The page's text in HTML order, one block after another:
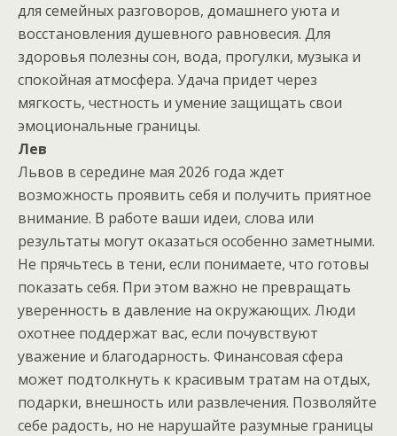
для семейных разговоров, домашнего уюта и
восстановления душевного равновесия. Для
здоровья полезны сон, вода, прогулки, музыка и
спокойная атмосфера. Удача придет через
мягкость, честность и умение защищать свои
эмоциональные границы.
Лев
Львов в середине мая 2026 года ждет
возможность проявить себя и получить приятное
внимание. В работе ваши идеи, слова или
результаты могут оказаться особенно заметными.
Не прячьтесь в тени, если понимаете, что готовы
показать себя. При этом важно не превращать
уверенность в давление на окружающих. Люди
охотнее поддержат вас, если почувствуют
уважение и благодарность. Финансовая сфера
может подтолкнуть к красивым тратам на отдых,
подарки, внешность или развлечения. Позволяйте
себе радость, но не нарушайте разумные границы